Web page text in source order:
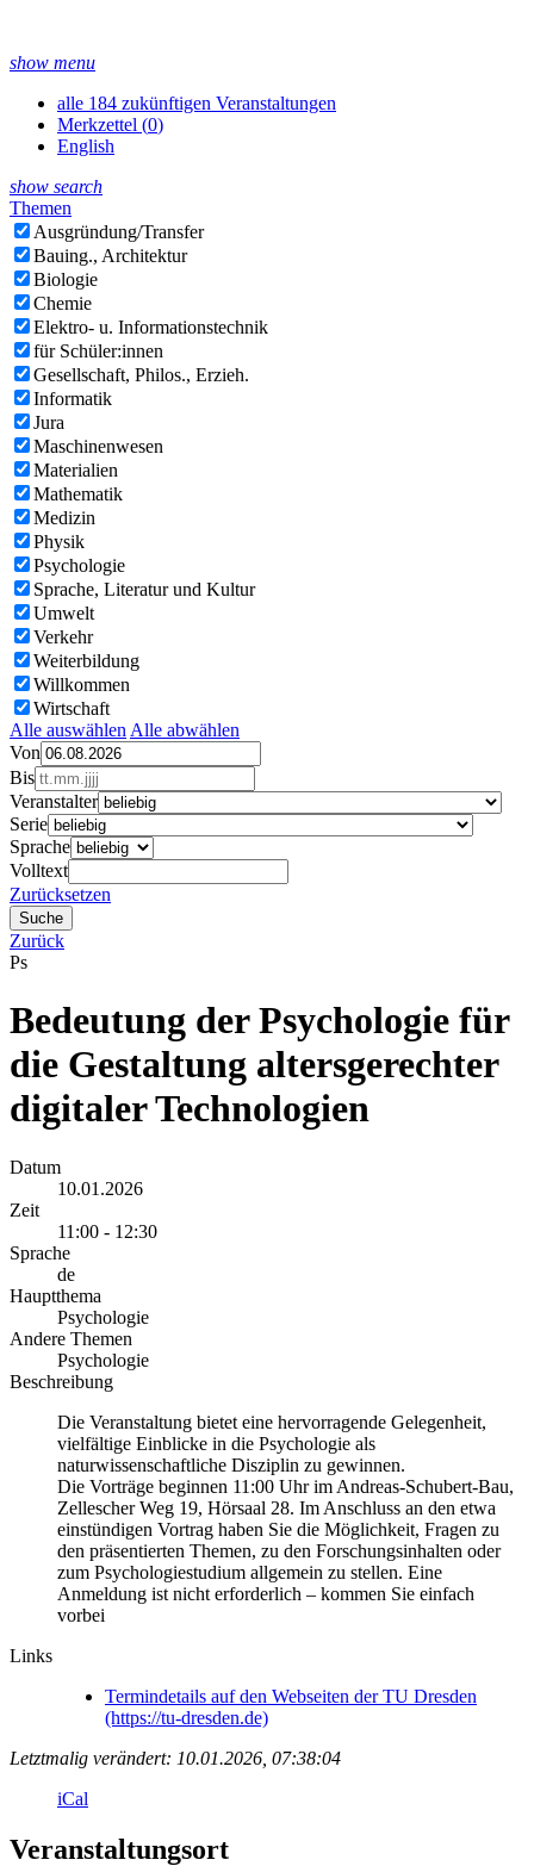
show menu
alle 184 zukünftigen Veranstaltungen
Merkzettel (0)
English
show search
Themen
Ausgründung/Transfer
Bauing., Architektur
Biologie
Chemie
Elektro- u. Informationstechnik
für Schüler:innen
Gesellschaft, Philos., Erzieh.
Informatik
Jura
Maschinenwesen
Materialien
Mathematik
Medizin
Physik
Psychologie
Sprache, Literatur und Kultur
Umwelt
Verkehr
Weiterbildung
Willkommen
Wirtschaft
Alle auswählen Alle abwählen
Von
Bis
Veranstalter
Serie
Sprache
Volltext
Zurücksetzen
Zurück
Ps
Bedeutung der Psychologie für
die Gestaltung altersgerechter
digitaler Technologien
Datum
10.01.2026
Zeit
11:00 - 12:30
Sprache
de
Hauptthema
Psychologie
Andere Themen
Psychologie
Beschreibung
Die Veranstaltung bietet eine hervorragende Gelegenheit,
vielfältige Einblicke in die Psychologie als
naturwissenschaftliche Disziplin zu gewinnen.
Die Vorträge beginnen 11:00 Uhr im Andreas-Schubert-Bau,
Zellescher Weg 19, Hörsaal 28. Im Anschluss an den etwa
einstündigen Vortrag haben Sie die Möglichkeit, Fragen zu
den präsentierten Themen, zu den Forschungsinhalten oder
zum Psychologiestudium allgemein zu stellen. Eine
Anmeldung ist nicht erforderlich – kommen Sie einfach
vorbei
Links
Termindetails auf den Webseiten der TU Dresden
(https://tu-dresden.de)
Letztmalig verändert: 10.01.2026, 07:38:04
iCal
Veranstaltungsort